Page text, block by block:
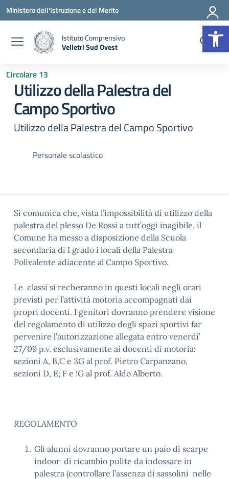
Vai ai contenuti
Vai al menu di navigazione
Vai al footer
Ministero dell'Istruzione e del Merito
Istituto Comprensivo
Velletri Sud Ovest
Circolare 13
Utilizzo della Palestra del
Campo Sportivo
Utilizzo della Palestra del Campo Sportivo
Personale scolastico
Si comunica che, vista l’impossibilità di utilizzo della
palestra del plesso De Rossi a tutt’oggi inagibile, il
Comune ha messo a disposizione della Scuola
secondaria di I grado i locali della Palestra
Polivalente adiacente al Campo Sportivo.
Le classi si recheranno in questi locali negli orari
previsti per l’attività motoria accompagnati dai
propri docenti. I genitori dovranno prendere visione
del regolamento di utilizzo degli spazi sportivi far
pervenire l’autorizzazione allegata entro venerdi’
27/09 p.v. esclusivamente ai docenti di motoria:
sezioni A, B,C e 3G al prof. Pietro Carpanzano,
sezioni D, E; F e !G al prof. Aldo Alberto.
REGOLAMENTO
Gli alunni dovranno portare un paio di scarpe
indoor di ricambio pulite da indossare in
palestra (controllare l’assenza di sassolini nelle